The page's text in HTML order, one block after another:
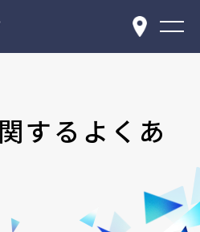
するよくあ